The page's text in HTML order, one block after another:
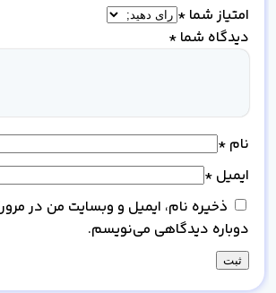
امتیاز شما *
دیدگاه شما *
نام *
ایمیل *
ذخیره نام، ایمیل و وبسایت من در
دوباره دیدگاهی می‌نویسم.